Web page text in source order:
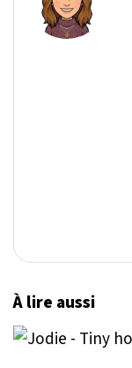
À lire aussi